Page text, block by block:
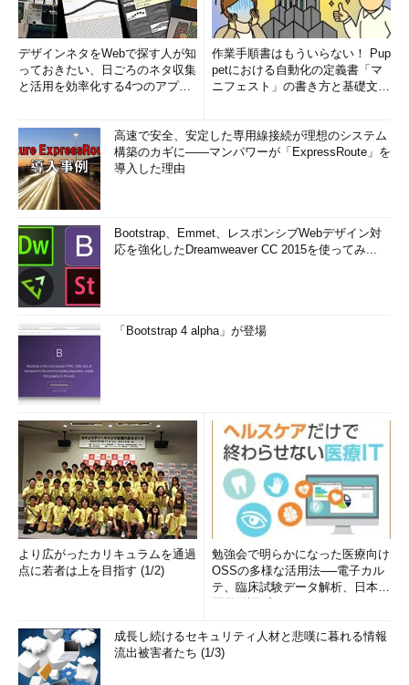
デザインネタをWebで探す人が知
っておきたい、日ごろのネタ収集
と活用を効率化する4つのアプリ
作業手順書はもういらない！ Pup
petにおける自動化の定義書「マ
ニフェスト」の書き方と基礎文法
高速で安全、安定した専用線接続が理想のシステム
構築のカギに――マンパワーが「ExpressRoute」を
導入した理由
Bootstrap、Emmet、レスポンシブWebデザイン対
応を強化したDreamweaver CC 2015を使ってみ...
「Bootstrap 4 alpha」が登場
より広がったカリキュラムを通過
点に若者は上を目指す (1/2)
勉強会で明らかになった医療向け
OSSの多様な活用法──電子カル
テ、臨床試験データ解析、日本語
成長し続けるセキュリティ人材と悲嘆に暮れる情報
流出被害者たち (1/3)